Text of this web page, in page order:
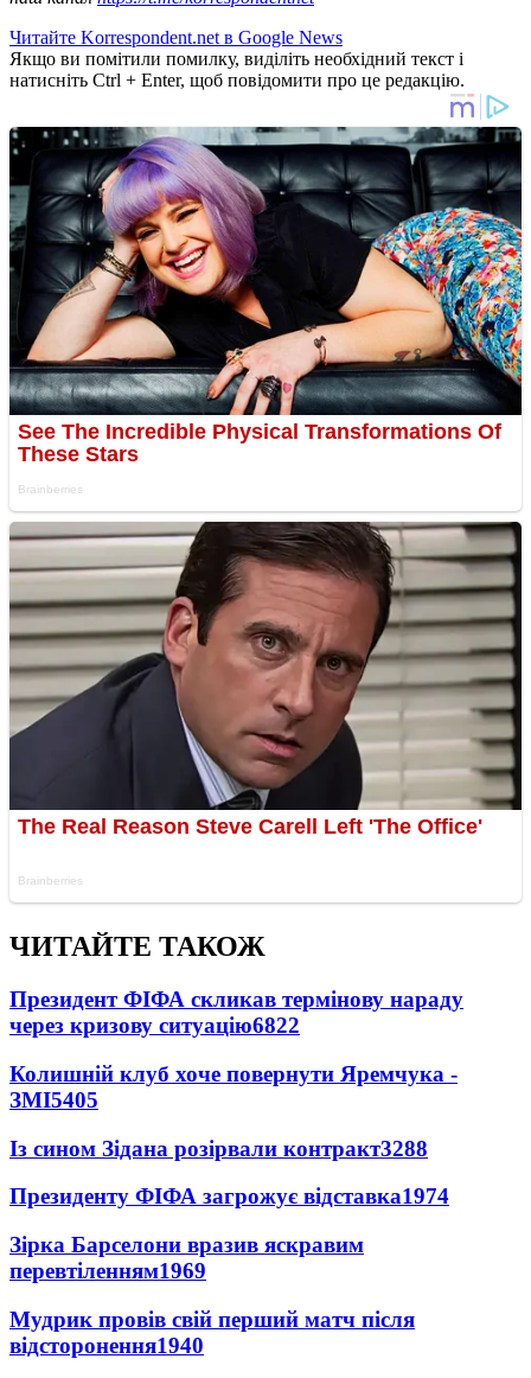
Читайте Korrespondent.net в Google News
Якщо ви помітили помилку, виділіть необхідний текст і
натисніть Ctrl + Enter, щоб повідомити про це редакцію.
ЧИТАЙТЕ ТАКОЖ
Президент ФІФА скликав термінову нараду
через кризову ситуацію6822
Колишній клуб хоче повернути Яремчука -
ЗМІ5405
Із сином Зідана розірвали контракт3288
Президенту ФІФА загрожує відставка1974
Зірка Барселони вразив яскравим
перевтіленням1969
Мудрик провів свій перший матч після
відсторонення1940